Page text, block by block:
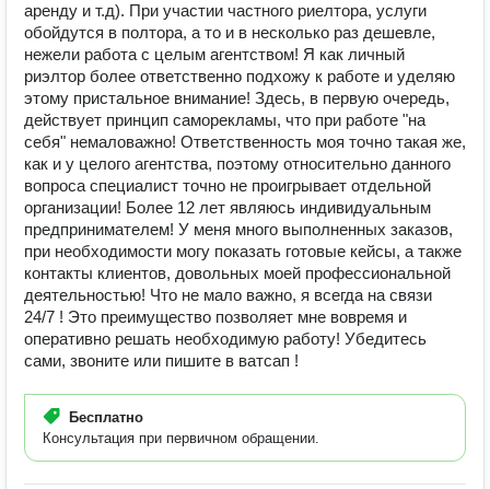
аренду и т.д). При участии частного риелтора, услуги
обойдутся в полтора, а то и в несколько раз дешевле,
нежели работа с целым агентством! Я как личный
риэлтор более ответственно подхожу к работе и уделяю
этому пристальное внимание! Здесь, в первую очередь,
действует принцип саморекламы, что при работе "на
себя" немаловажно! Ответственность моя точно такая же,
как и у целого агентства, поэтому относительно данного
вопроса специалист точно не проигрывает отдельной
организации! Более 12 лет являюсь индивидуальным
предпринимателем! У меня много выполненных заказов,
при необходимости могу показать готовые кейсы, а также
контакты клиентов, довольных моей профессиональной
деятельностью! Что не мало важно, я всегда на связи
24/7 ! Это преимущество позволяет мне вовремя и
оперативно решать необходимую работу! Убедитесь
сами, звоните или пишите в ватсап !
Бесплатно
Консультация при первичном обращении.